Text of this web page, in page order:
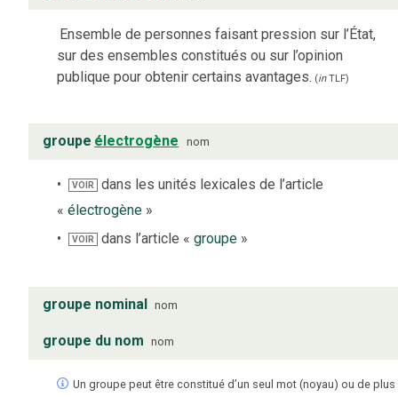
Ensemble de personnes faisant pression sur l’État,
sur des ensembles constitués ou sur l’opinion
publique pour obtenir certains avantages. (inTLF)
groupe électrogène nom
VOIR
dans les unités lexicales de l’article
« électrogène »
VOIR dans l’article «groupe »
groupe nominal nom
groupe du nom nom
Un groupe peut être constitué d’un seul mot (noyau) ou de plus